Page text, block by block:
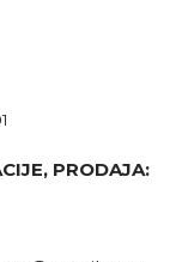
PRODAJA: